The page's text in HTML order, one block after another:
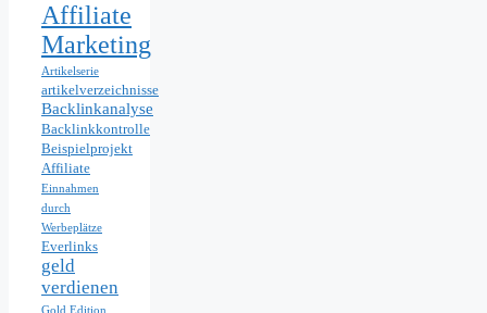
Affiliate
Marketing
Artikelserie
artikelverzeichnisse
Backlinkanalyse
Backlinkkontrolle
Beispielprojekt
Affiliate
Einnahmen
durch
Werbeplätze
Everlinks
geld
verdienen
Gold Edition